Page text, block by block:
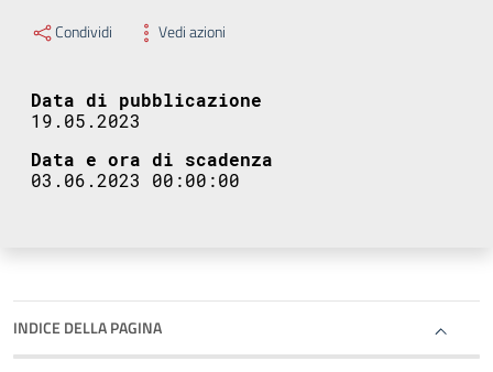
Condividi Vedi azioni
Data di pubblicazione
19.05.2023
Data e ora di scadenza
03.06.2023 00:00:00
INDICE DELLA PAGINA